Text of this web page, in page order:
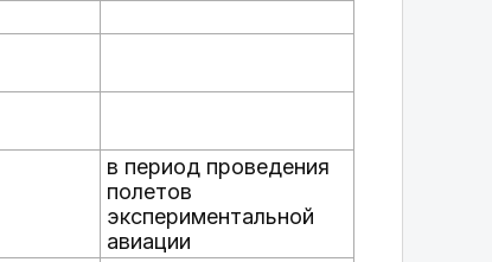
в период проведения
полетов
экспериментальной
авиации